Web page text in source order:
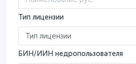
Тип лицензии
Тип лицензии
БИН/ИИН недропользователя